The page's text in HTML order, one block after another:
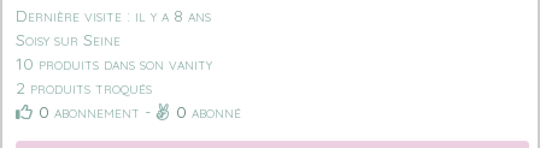
Dernière visite : il y a 8 ans
Soisy sur Seine
10 produits dans son vanity
2 produits troqués
0 abonnement - 0 abonné